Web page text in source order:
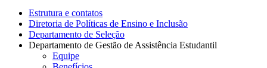
Estrutura e contatos
Diretoria de Políticas de Ensino e Inclusão
Departamento de Seleção
Departamento de Gestão de Assistência Estudantil
Equipe